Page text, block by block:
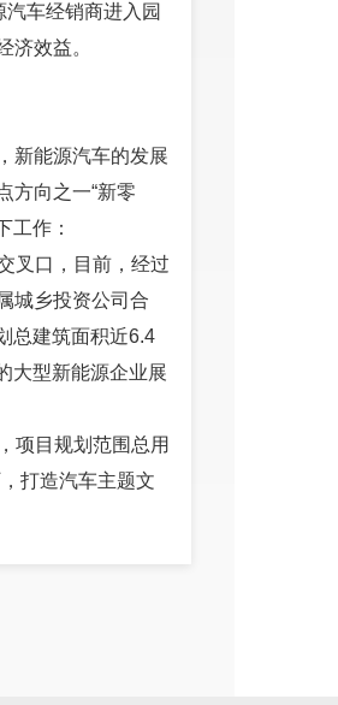
车经销商进入园
济效益。
新能源汽车的发展
方向之一“新零
工作：
叉口，目前，经过
城乡投资公司合
总建筑面积近6.4
大型新能源企业展
项目规划范围总用
打造汽车主题文